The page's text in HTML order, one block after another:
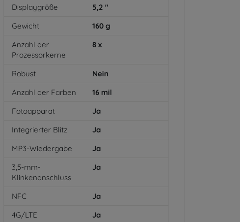
Displaygröße
5,2 "
Gewicht
160 g
Anzahl der
Prozessorkerne
8 x
Robust
Nein
Anzahl der Farben
16 mil
Fotoapparat
Ja
Integrierter Blitz
Ja
MP3-Wiedergabe
Ja
3,5-mm-
Klinkenanschluss
Ja
NFC
Ja
4G/LTE
Ja